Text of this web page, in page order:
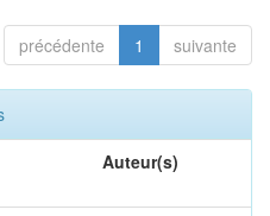
précédente 1 suivante
Auteur(s)